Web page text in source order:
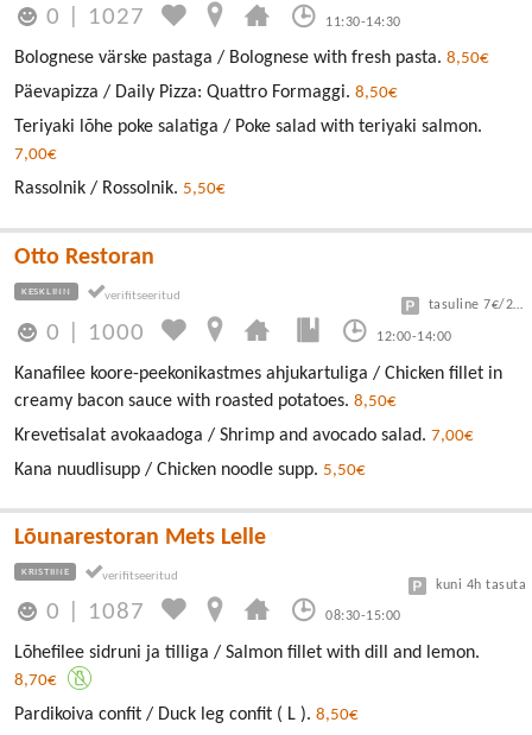
0 1027 11:30-14:30
Bolognese värske pastaga / Bolognese with fresh pasta. 8,50€
Päevapizza / Daily Pizza: Quattro Formaggi. 8,50€
Teriyaki lõhe poke salatiga / Poke salad with teriyaki salmon.
7,00€
Rassolnik / Rossolnik. 5,50€
Otto Restoran
KESKLINN
0 1000 12:00-14:00
tasuline 7€/24h
Kanafilee koore-peekonikastmes ahjukartuliga / Chicken fillet in
creamy bacon sauce with roasted potatoes. 8,50€
Krevetisalat avokaadoga / Shrimp and avocado salad. 7,00€
Kana nuudlisupp / Chicken noodle supp. 5,50€
Lõunarestoran Mets Lelle
KRISTIINE
0 1087 08:30-15:00
kuni 4h tasuta
Lõhefilee sidruni ja tilliga / Salmon fillet with dill and lemon.
8,70€
Pardikoiva confit / Duck leg confit ( L ). 8,50€